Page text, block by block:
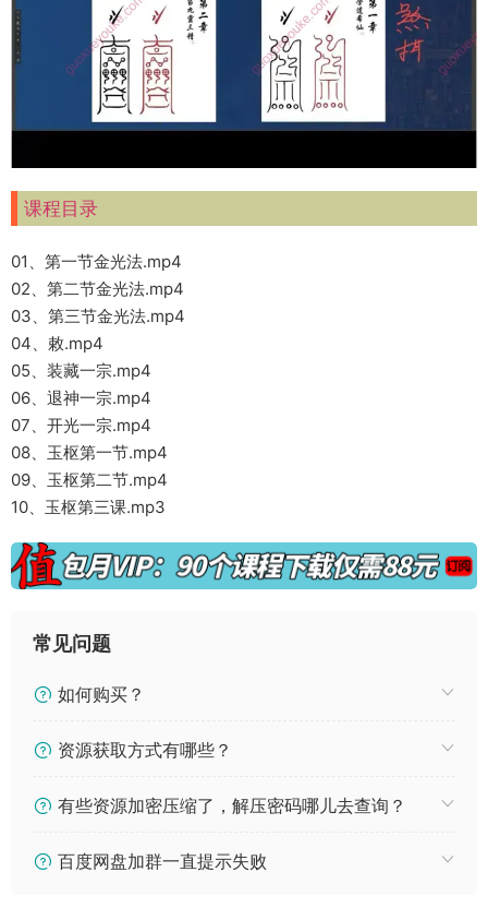
课程目录
01、第一节金光法.mp4
02、第二节金光法.mp4
03、第三节金光法.mp4
04、敕.mp4
05、装藏一宗.mp4
06、退神一宗.mp4
07、开光一宗.mp4
08、玉枢第一节.mp4
09、玉枢第二节.mp4
10、玉枢第三课.mp3
常见问题
如何购买？
资源获取方式有哪些？
有些资源加密压缩了，解压密码哪儿去查询？
百度网盘加群一直提示失败